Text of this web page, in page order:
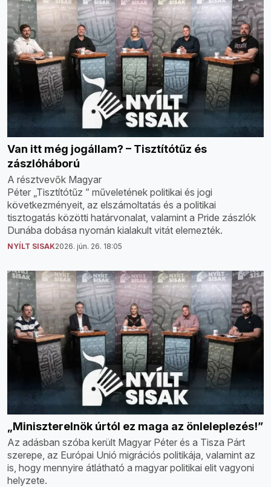
Van itt még jogállam? – Tisztítótűz és
zászlóháború
A résztvevők Magyar
Péter „Tisztítótűz ” műveletének politikai és jogi
következményeit, az elszámoltatás és a politikai
tisztogatás közötti határvonalat, valamint a Pride zászlók
Dunába dobása nyomán kialakult vitát elemezték.
NYÍLT SISAK2026. jún. 26. 18:05
„Miniszterelnök úrtól ez maga az önleleplezés!”
Az adásban szóba került Magyar Péter és a Tisza Párt
szerepe, az Európai Unió migrációs politikája, valamint az
is, hogy mennyire átlátható a magyar politikai elit vagyoni
helyzete.